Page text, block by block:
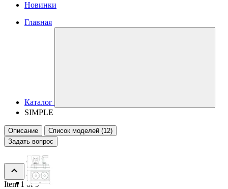
Новинки
Главная
Каталог
SIMPLE
Описание
Список моделей (12)
Задать вопрос
Item 1 of 9